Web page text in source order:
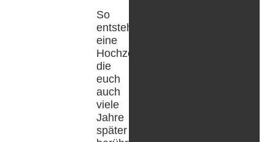
So
entsteht
eine
Hochzeitsreportage,
die
euch
auch
viele
Jahre
später